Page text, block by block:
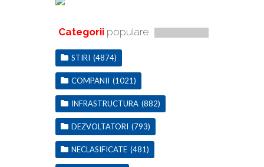
Categorii populare
STIRI (4874)
COMPANII (1021)
INFRASTRUCTURA (882)
DEZVOLTATORI (793)
NECLASIFICATE (481)